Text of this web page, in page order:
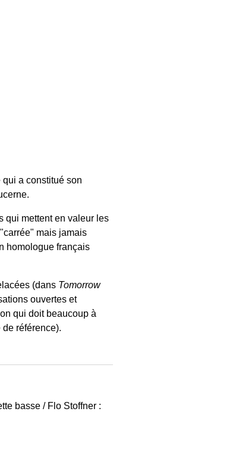
a constitué son
qui mettent en valeur les
mais jamais
homologue français
(dans Tomorrow
ouvertes et
qui doit beaucoup à
référence).
basse / Flo Stoffner :